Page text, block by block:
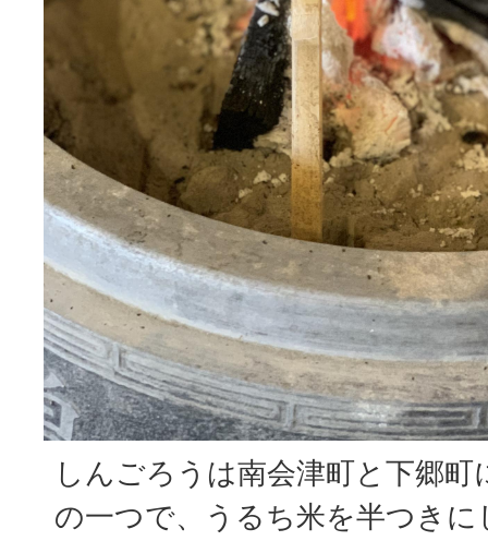
しんごろうは南会津町と下郷町
の一つで、うるち米を半つき